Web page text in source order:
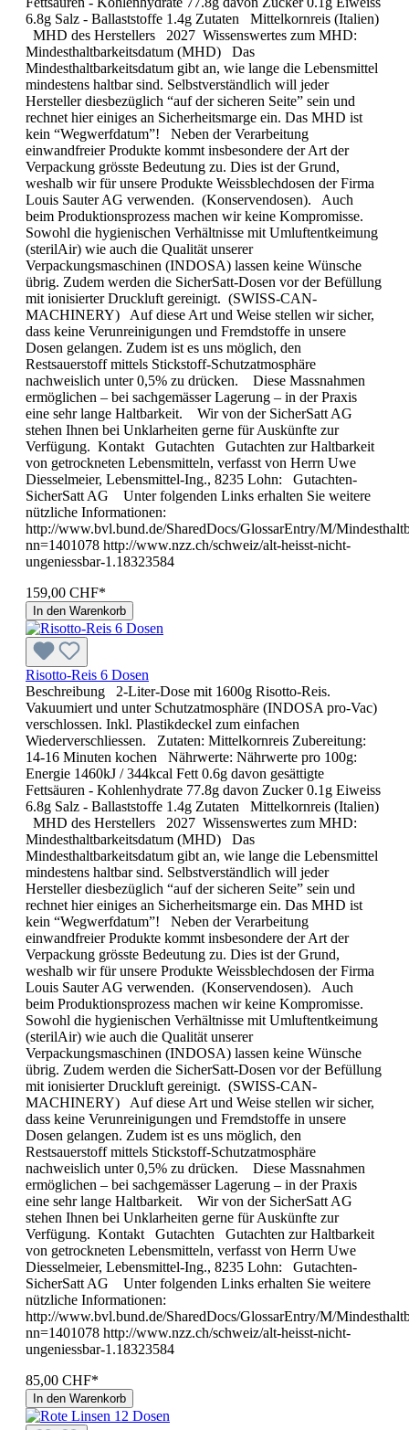
6.8g Salz - Ballaststoffe 1.4g Zutaten Mittelkornreis (Italien)
MHD des Her­stel­lers 2027 Wissenswertes zum MHD:
Mindesthaltbarkeitsdatum (MHD) Das
Mindesthaltbarkeitsdatum gibt an, wie lange die Lebensmittel
mindestens haltbar sind. Selbstverständlich will jeder
Hersteller diesbezüglich “auf der sicheren Seite” sein und
rechnet hier einiges an Sicherheitsmarge ein. Das MHD ist
kein “Wegwerfdatum”! Neben der Verarbeitung
einwandfreier Produkte kommt insbesondere der Art der
Verpackung grösste Bedeutung zu. Dies ist der Grund,
weshalb wir für unsere Produkte Weissblechdosen der Firma
Louis Sauter AG verwenden. (Konservendosen). Auch
beim Produktionsprozess machen wir keine Kompromisse.
Sowohl die hygienischen Verhältnisse mit Umluftentkeimung
(sterilAir) wie auch die Qualität unserer
Verpackungsmaschinen (INDOSA) lassen keine Wünsche
übrig. Zudem werden die SicherSatt-Dosen vor der Befüllung
mit ionisierter Druckluft gereinigt. (SWISS-CAN-
MACHINERY) Auf diese Art und Weise stellen wir sicher,
dass keine Verunreinigungen und Fremdstoffe in unsere
Dosen gelangen. Zudem ist es uns möglich, den
Restsauerstoff mittels Stickstoff-Schutzatmosphäre
nachweislich unter 0,5% zu drücken. Diese Massnahmen
ermöglichen – bei sachgemässer Lagerung – in der Praxis
eine sehr lange Haltbarkeit. Wir von der SicherSatt AG
stehen Ihnen bei Unklarheiten gerne für Auskünfte zur
Verfügung. Kontakt Gutachten Gutachten zur Haltbarkeit
von getrockneten Lebensmitteln, verfasst von Herrn Uwe
Diesselmeier, Lebensmittel-Ing., 8235 Lohn: Gutachten-
SicherSatt AG Unter folgenden Links erhalten Sie weitere
nützliche Informationen:
http://www.bvl.bund.de/SharedDocs/GlossarEntry/M/
nn=1401078 http://www.nzz.ch/schweiz/alt-heisst-nicht-
ungeniessbar-1.18323584
159,00 CHF*
In den Warenkorb
Risotto-Reis 6 Dosen
Beschreibung 2-Liter-Dose mit 1600g Risotto-Reis.
Vakuumiert und unter Schutzatmosphäre (INDOSA pro-Vac)
verschlossen. Inkl. Plastikdeckel zum einfachen
Wiederverschliessen. Zutaten: Mittelkornreis Zubereitung:
14-16 Minuten kochen Nährwerte: Nährwerte pro 100g:
Energie 1460kJ / 344kcal Fett 0.6g davon gesättigte
Fettsäuren - Kohlenhydrate 77.8g davon Zucker 0.1g Eiweiss
6.8g Salz - Ballaststoffe 1.4g Zutaten Mittelkornreis (Italien)
MHD des Her­stel­lers 2027 Wissenswertes zum MHD:
Mindesthaltbarkeitsdatum (MHD) Das
Mindesthaltbarkeitsdatum gibt an, wie lange die Lebensmittel
mindestens haltbar sind. Selbstverständlich will jeder
Hersteller diesbezüglich “auf der sicheren Seite” sein und
rechnet hier einiges an Sicherheitsmarge ein. Das MHD ist
kein “Wegwerfdatum”! Neben der Verarbeitung
einwandfreier Produkte kommt insbesondere der Art der
Verpackung grösste Bedeutung zu. Dies ist der Grund,
weshalb wir für unsere Produkte Weissblechdosen der Firma
Louis Sauter AG verwenden. (Konservendosen). Auch
beim Produktionsprozess machen wir keine Kompromisse.
Sowohl die hygienischen Verhältnisse mit Umluftentkeimung
(sterilAir) wie auch die Qualität unserer
Verpackungsmaschinen (INDOSA) lassen keine Wünsche
übrig. Zudem werden die SicherSatt-Dosen vor der Befüllung
mit ionisierter Druckluft gereinigt. (SWISS-CAN-
MACHINERY) Auf diese Art und Weise stellen wir sicher,
dass keine Verunreinigungen und Fremdstoffe in unsere
Dosen gelangen. Zudem ist es uns möglich, den
Restsauerstoff mittels Stickstoff-Schutzatmosphäre
nachweislich unter 0,5% zu drücken. Diese Massnahmen
ermöglichen – bei sachgemässer Lagerung – in der Praxis
eine sehr lange Haltbarkeit. Wir von der SicherSatt AG
stehen Ihnen bei Unklarheiten gerne für Auskünfte zur
Verfügung. Kontakt Gutachten Gutachten zur Haltbarkeit
von getrockneten Lebensmitteln, verfasst von Herrn Uwe
Diesselmeier, Lebensmittel-Ing., 8235 Lohn: Gutachten-
SicherSatt AG Unter folgenden Links erhalten Sie weitere
nützliche Informationen:
http://www.bvl.bund.de/SharedDocs/GlossarEntry/M/
nn=1401078 http://www.nzz.ch/schweiz/alt-heisst-nicht-
ungeniessbar-1.18323584
85,00 CHF*
In den Warenkorb